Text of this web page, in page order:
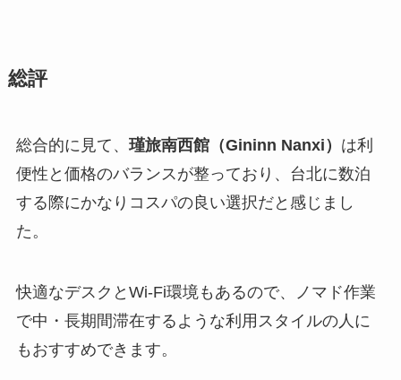
総評
総合的に見て、 瑾旅南西館（Gininn Nanxi） は利
便性と価格のバランスが整っており、台北に数泊
する際にかなりコスパの良い選択だと感じまし
た。
快適なデスクとWi-Fi環境もあるので、ノマド作業
で中・長期間滞在するような利用スタイルの人に
もおすすめできます。